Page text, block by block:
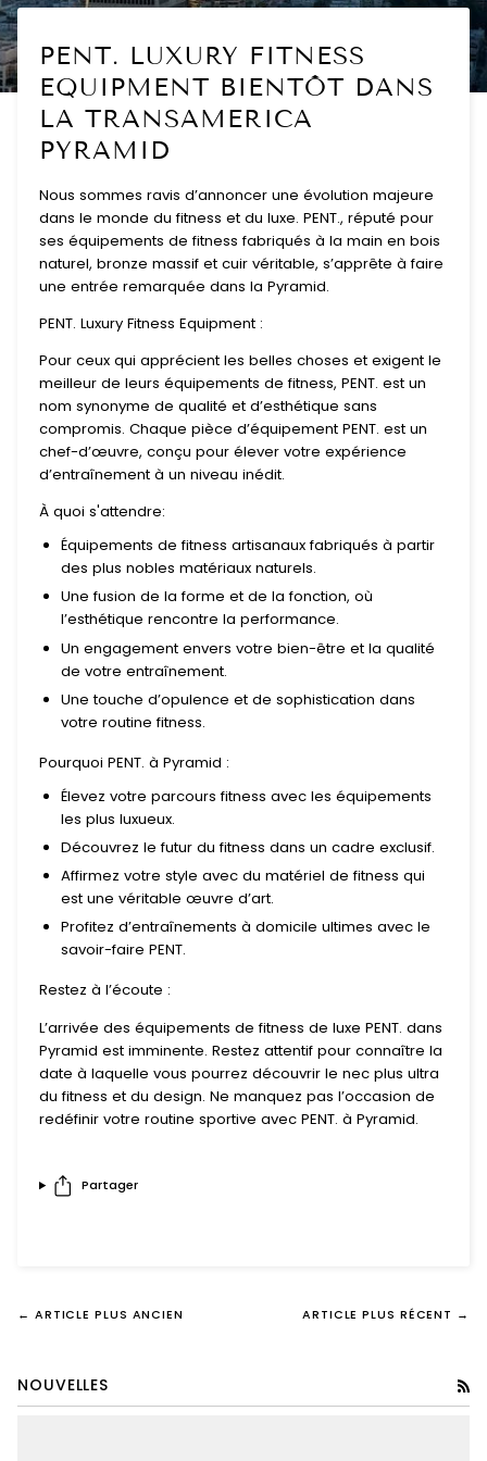
PENT. LUXURY FITNESS
EQUIPMENT BIENTÔT DANS
LA TRANSAMERICA
PYRAMID
Nous sommes ravis d’annoncer une évolution majeure
dans le monde du fitness et du luxe. PENT., réputé pour
ses équipements de fitness fabriqués à la main en bois
naturel, bronze massif et cuir véritable, s’apprête à faire
une entrée remarquée dans la Pyramid.
PENT. Luxury Fitness Equipment :
Pour ceux qui apprécient les belles choses et exigent le
meilleur de leurs équipements de fitness, PENT. est un
nom synonyme de qualité et d’esthétique sans
compromis. Chaque pièce d’équipement PENT. est un
chef-d’œuvre, conçu pour élever votre expérience
d’entraînement à un niveau inédit.
À quoi s'attendre:
Équipements de fitness artisanaux fabriqués à partir
des plus nobles matériaux naturels.
Une fusion de la forme et de la fonction, où
l’esthétique rencontre la performance.
Un engagement envers votre bien-être et la qualité
de votre entraînement.
Une touche d’opulence et de sophistication dans
votre routine fitness.
Pourquoi PENT. à Pyramid :
Élevez votre parcours fitness avec les équipements
les plus luxueux.
Découvrez le futur du fitness dans un cadre exclusif.
Affirmez votre style avec du matériel de fitness qui
est une véritable œuvre d’art.
Profitez d’entraînements à domicile ultimes avec le
savoir-faire PENT.
Restez à l’écoute :
L’arrivée des équipements de fitness de luxe PENT. dans
Pyramid est imminente. Restez attentif pour connaître la
date à laquelle vous pourrez découvrir le nec plus ultra
du fitness et du design. Ne manquez pas l’occasion de
redéfinir votre routine sportive avec PENT. à Pyramid.
Partager
← ARTICLE PLUS ANCIEN ARTICLE PLUS RÉCENT →
NOUVELLES